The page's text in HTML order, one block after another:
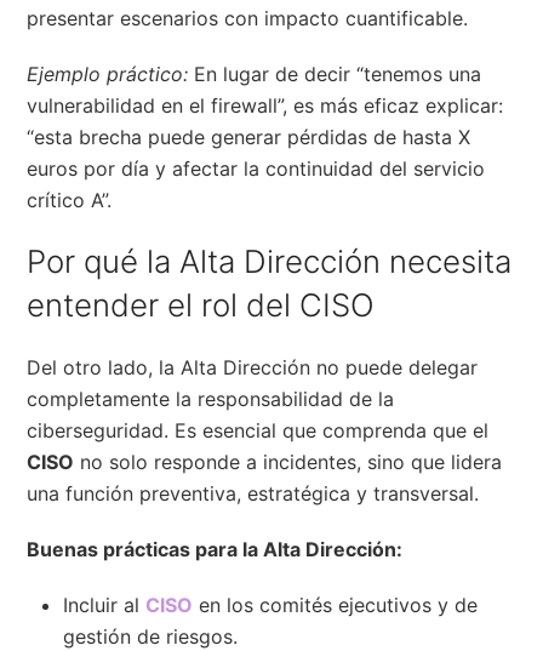
presentar escenarios con impacto cuantificable.
Ejemplo práctico: En lugar de decir “tenemos una
vulnerabilidad en el firewall”, es más eficaz explicar:
“esta brecha puede generar pérdidas de hasta X
euros por día y afectar la continuidad del servicio
crítico A”.
Por qué la Alta Dirección necesita
entender el rol del CISO
Del otro lado, la Alta Dirección no puede delegar
completamente la responsabilidad de la
ciberseguridad. Es esencial que comprenda que el
CISO no solo responde a incidentes, sino que lidera
una función preventiva, estratégica y transversal.
Buenas prácticas para la Alta Dirección:
Incluir al CISO en los comités ejecutivos y de
gestión de riesgos.